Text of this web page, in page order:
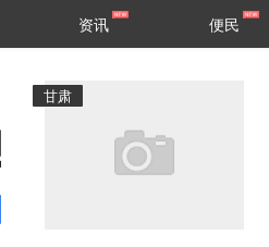
区县
资讯 便民
甘肃